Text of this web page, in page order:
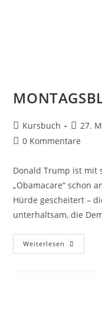
Kursbuch 27.
0 Kommentare
Donald Trump ist mit
„Obamacare“ schon
Hürde gescheitert –
unterhaltsam, die
Weiterlesen